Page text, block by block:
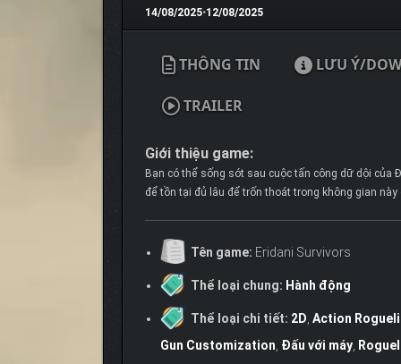
14/08/2025•12/08/2025
THÔNG TIN LƯU Ý/
TRAILER
Giới thiệu game:
Bạn có thể sống sót sau cuộc tấn công dữ dội của
để tồn tại đủ lâu để trốn thoát trong không gian
Tên game: Eridani Survivors
Thể loại chung: Hành động
Thể loại chi tiết: 2D, Action
Gun Customization, Đấu với máy,